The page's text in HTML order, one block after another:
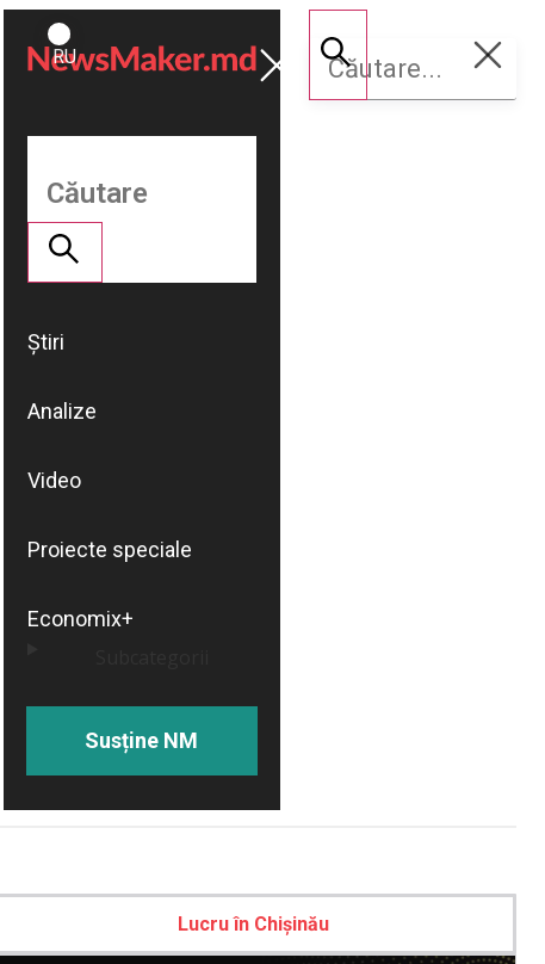
ROMÂNĂ
RU
Susține
NM
Știri
Analize
Video
Proiecte speciale
Economix+
Susține NM
Lucru în Chișinău